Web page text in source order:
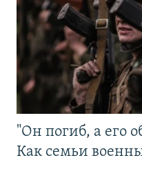
"Он погиб, а его
Как семьи